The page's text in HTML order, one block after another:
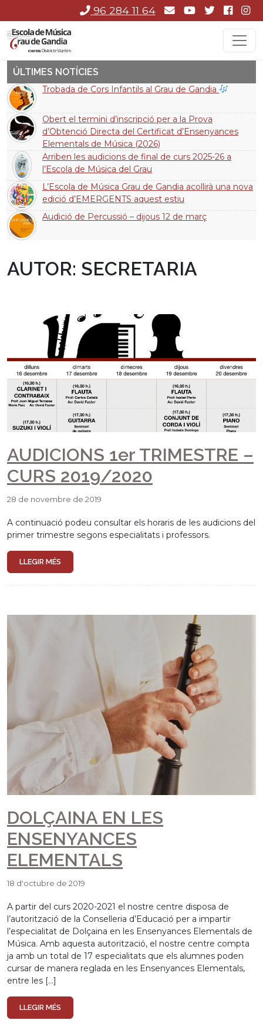
96 284 11 64
ÚLTIMES NOTÍCIES
Trobada de Cors Infantils al Grau de Gandia
Obert el termini d’inscripció per a la Prova
d’Obtenció Directa del Certificat d’Ensenyances
Elementals de Música (2026)
Arriben les audicions de final de curs 2025-26 a
l’Escola de Música del Grau
L’Escola de Música Grau de Gandia acollirà una nova
edició d’EMERGENTS aquest estiu
Audició de Percussió – dijous 12 de març
AUTOR: SECRETARIA
AUDICIONS 1er TRIMESTRE –
CURS 2019/2020
28 de novembre de 2019
A continuació podeu consultar els horaris de les audicions del
primer trimestre segons especialitats i professors.
LLEGIR MÉS
DOLÇAINA EN LES
ENSENYANCES
ELEMENTALS
18 d'octubre de 2019
A partir del curs 2020-2021 el nostre centre disposa de
l’autorització de la Conselleria d’Educació per a impartir
l’especialitat de Dolçaina en les Ensenyances Elementals de
Música. Amb aquesta autorització, el nostre centre compta
ja amb un total de 17 especialitats que els alumnes poden
cursar de manera reglada en les Ensenyances Elementals,
entre les […]
LLEGIR MÉS